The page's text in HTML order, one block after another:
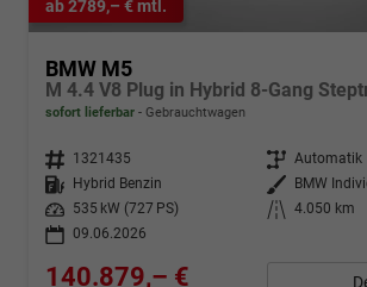
ab 2789,– € mtl.
BMW M5
M 4.4 V8 Plug in Hybrid 8-Gang
sofort lieferbar Gebrauchtwagen
Fahrzeugnr. 1321435 Getriebe Automatik
Kraftstoff
Hybrid Benzin Außenfarbe
Leistung
535 kW (727 PS) Kilometerstand
4.050 km
09.06.2026
140.879,– €